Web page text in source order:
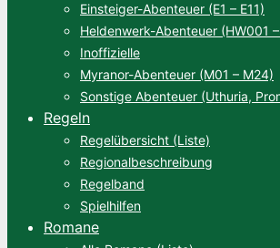
Einsteiger-Abenteuer (E1 – E11)
Heldenwerk-Abenteuer (HW001
Inoffizielle
Myranor-Abenteuer (M01 – M24)
Sonstige Abenteuer (Uthuria,
Regeln
Regelübersicht (Liste)
Regionalbeschreibung
Regelband
Spielhilfen
Romane